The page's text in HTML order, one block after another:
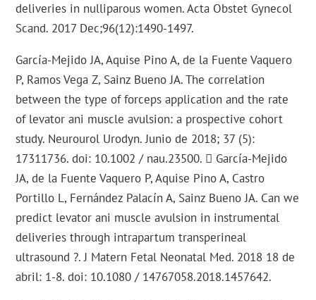
deliveries in nulliparous women. Acta Obstet Gynecol
Scand. 2017 Dec;96(12):1490-1497.
García-Mejido JA, Aquise Pino A, de la Fuente Vaquero
P, Ramos Vega Z, Sainz Bueno JA. The correlation
between the type of forceps application and the rate
of levator ani muscle avulsion: a prospective cohort
study. Neurourol Urodyn. Junio de 2018; 37 (5):
17311736. doi: 10.1002 / nau.23500.  García-Mejido
JA, de la Fuente Vaquero P, Aquise Pino A, Castro
Portillo L, Fernández Palacín A, Sainz Bueno JA. Can we
predict levator ani muscle avulsion in instrumental
deliveries through intrapartum transperineal
ultrasound ?. J Matern Fetal Neonatal Med. 2018 18 de
abril: 1-8. doi: 10.1080 / 14767058.2018.1457642.